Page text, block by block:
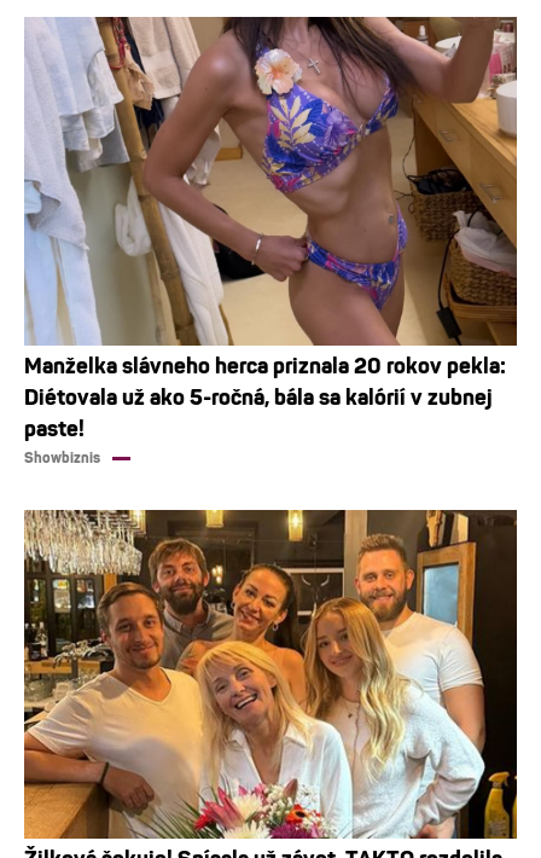
Manželka slávneho herca priznala 20 rokov pekla:
Diétovala už ako 5-ročná, bála sa kalórií v zubnej
paste!
Showbiznis